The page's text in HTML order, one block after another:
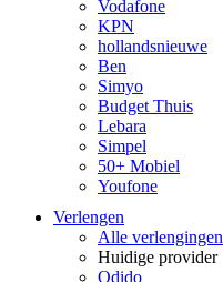
Vodafone
KPN
hollandsnieuwe
Ben
Simyo
Budget Thuis
Lebara
Simpel
50+ Mobiel
Youfone
Verlengen
Alle verlengingen
Huidige provider
Odido